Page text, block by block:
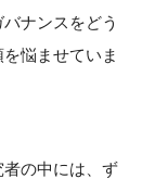
ナンスをどう
悩ませていま
者の中には、ず